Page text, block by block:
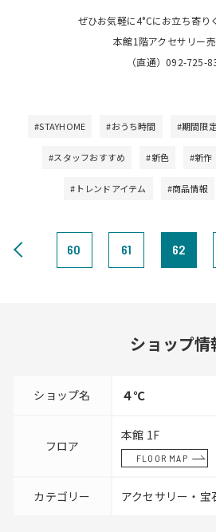
ぜひお気軽に4°Cにお立ち寄り
本館1階アクセサリー
（直通）092-725-
#STAYHOME #おうち時間 #期間限定
#スタッフおすすめ #新色 #新作
#トレンドアイテム #商品情報
60 61 62
ショップ情
ショップ名 ４℃
フロア
本館 1F
FLOOR MAP
カテゴリー アクセサリー・